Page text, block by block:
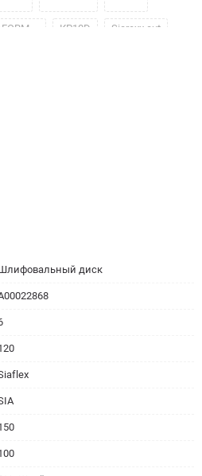
КР10D Siarexx cut
диск